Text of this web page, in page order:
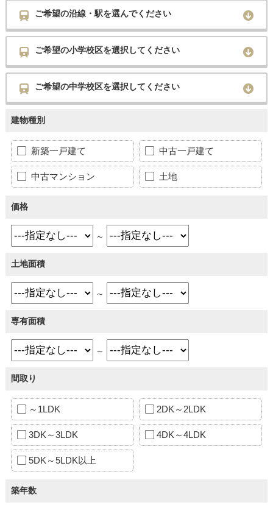
ご希望の沿線・駅を選んでください
ご希望の小学校区を選択してください
ご希望の中学校区を選択してください
建物種別
新築一戸建て 中古一戸建て
中古マンション 土地
価格
～
土地面積
～
専有面積
～
間取り
～1LDK 2DK～2LDK
3DK～3LDK 4DK～4LDK
5DK～5LDK以上
築年数